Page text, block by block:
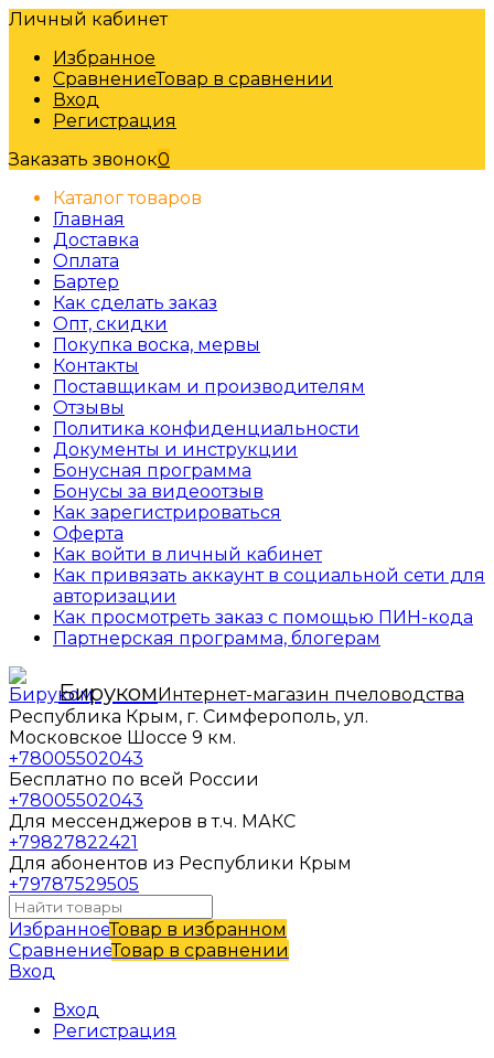
Личный кабинет
Избранное
СравнениеТовар в сравнении
Вход
Регистрация
Заказать звонок0
Каталог товаров
Главная
Доставка
Оплата
Бартер
Как сделать заказ
Опт, скидки
Покупка воска, мервы
Контакты
Поставщикам и производителям
Отзывы
Политика конфиденциальности
Документы и инструкции
Бонусная программа
Бонусы за видеоотзыв
Как зарегистрироваться
Оферта
Как войти в личный кабинет
Как привязать аккаунт в социальной сети для
авторизации
Как просмотреть заказ с помощью ПИН-кода
Партнерская программа, блогерам
БирукомИнтернет-магазин пчеловодства
Республика Крым, г. Симферополь, ул.
Московское Шоссе 9 км.
+78005502043
Бесплатно по всей России
+78005502043
Для мессенджеров в т.ч. МАКС
+79827822421
Для абонентов из Республики Крым
+79787529505
ИзбранноеТовар в избранном
СравнениеТовар в сравнении
Вход
Вход
Регистрация